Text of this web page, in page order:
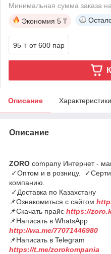
Минимальная сумма заказа
Экономия 5 ₸
95 ₸ от 600 пар
Описание Характеристики
Описание
ZORO company Интернет -
✓Оптом и в розницу.
компанию.
✓Доставка по
📌Ознакомиться с сайтом
📌Скачать прайс https://
📌Написать в WhatsApp
http://wa.me/77071446980
📌Написать в Telegram
https://t.me/zorokompania